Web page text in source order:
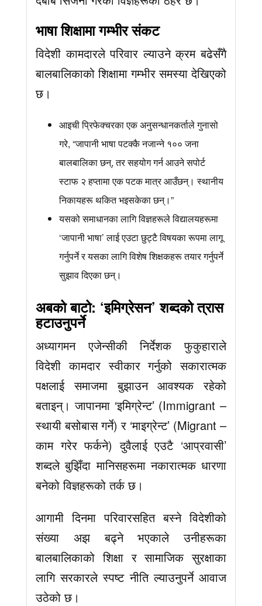
भाषा शिक्षामा गम्भीर संकट
विदेशी कामदारले परिवार ल्याउने क्रम बढेसँगै
बालबालिकाको शिक्षामा गम्भीर समस्या देखिएको
छ।
आइची प्रिफेक्चरका एक अनुसन्धानकर्ताले गुनासो
गरे, “जापानी भाषा पटक्कै नजान्ने १०० जना
बालबालिका छन्, तर सहयोग गर्न आउने सपोर्ट
स्टाफ २ हप्तामा एक पटक मात्र आउँछन्। स्थानीय
निकायहरू थकित भइसकेका छन्।”
यसको समाधानका लागि विज्ञहरूले विद्यालयहरूमा
‘जापानी भाषा’ लाई एउटा छुट्टै विषयका रूपमा लागू
गर्नुपर्ने र यसका लागि विशेष शिक्षकहरू तयार गर्नुपर्ने
सुझाव दिएका छन्।
अबको बाटो: ‘इमिग्रेसन’ शब्दको त्रास
हटाउनुपर्ने
अध्यागमन एजेन्सीकी निर्देशक फुकुहाराले
विदेशी कामदार स्वीकार गर्नुको सकारात्मक
पक्षलाई समाजमा बुझाउन आवश्यक रहेको
बताइन्। जापानमा ‘इमिग्रेन्ट’ (Immigrant –
स्थायी बसोबास गर्ने) र ‘माइग्रेन्ट’ (Migrant –
काम गरेर फर्कने) दुवैलाई एउटै ‘आप्रवासी’
शब्दले बुझिँदा मानिसहरूमा नकारात्मक धारणा
बनेको विज्ञहरूको तर्क छ।
आगामी दिनमा परिवारसहित बस्ने विदेशीको
संख्या अझ बढ्ने भएकाले उनीहरूका
बालबालिकाको शिक्षा र सामाजिक सुरक्षाका
लागि सरकारले स्पष्ट नीति ल्याउनुपर्ने आवाज
उठेको छ।